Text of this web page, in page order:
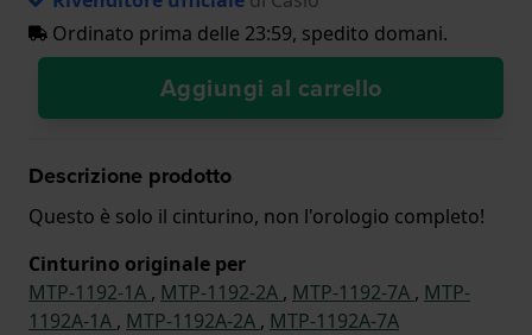
Ordinato prima delle 23:59, spedito domani.
Aggiungi al carrello
Descrizione prodotto
Questo è solo il cinturino, non l'orologio completo!
Cinturino originale per
MTP-1192-1A , MTP-1192-2A , MTP-1192-7A , MTP-
1192A-1A , MTP-1192A-2A , MTP-1192A-7A